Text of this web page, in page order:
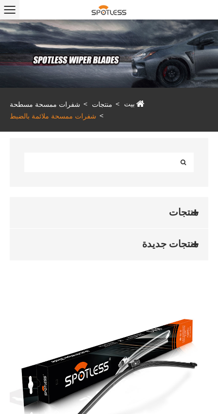
بيت منتجات
شفرات ممسحة مسطحة
شفرات ممسحة ملائمة بالضبط
منتجات
منتجات جديدة